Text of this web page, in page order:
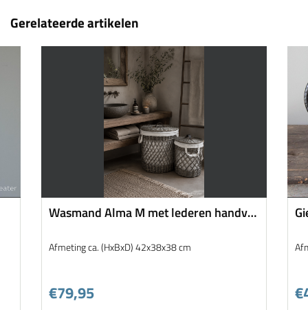
Gerelateerde artikelen
Wasmand Alma M met lederen handvat
Afmeting ca. (HxBxD) 42x38x38 cm
€79,95